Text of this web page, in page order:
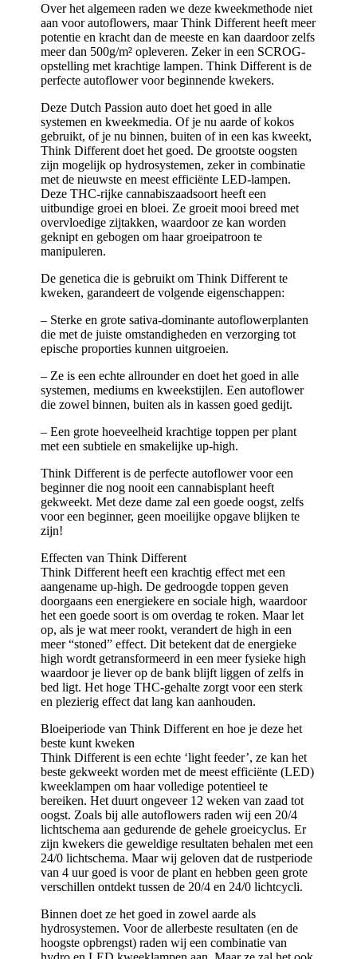
Over het algemeen raden we deze kweekmethode niet
aan voor autoflowers, maar Think Different heeft meer
potentie en kracht dan de meeste en kan daardoor zelfs
meer dan 500g/m² opleveren. Zeker in een SCROG-
opstelling met krachtige lampen. Think Different is de
perfecte autoflower voor beginnende kwekers.
Deze Dutch Passion auto doet het goed in alle
systemen en kweekmedia. Of je nu aarde of kokos
gebruikt, of je nu binnen, buiten of in een kas kweekt,
Think Different doet het goed. De grootste oogsten
zijn mogelijk op hydrosystemen, zeker in combinatie
met de nieuwste en meest efficiënte LED-lampen.
Deze THC-rijke cannabiszaadsoort heeft een
uitbundige groei en bloei. Ze groeit mooi breed met
overvloedige zijtakken, waardoor ze kan worden
geknipt en gebogen om haar groeipatroon te
manipuleren.
De genetica die is gebruikt om Think Different te
kweken, garandeert de volgende eigenschappen:
– Sterke en grote sativa-dominante autoflowerplanten
die met de juiste omstandigheden en verzorging tot
epische proporties kunnen uitgroeien.
– Ze is een echte allrounder en doet het goed in alle
systemen, mediums en kweekstijlen. Een autoflower
die zowel binnen, buiten als in kassen goed gedijt.
– Een grote hoeveelheid krachtige toppen per plant
met een subtiele en smakelijke up-high.
Think Different is de perfecte autoflower voor een
beginner die nog nooit een cannabisplant heeft
gekweekt. Met deze dame zal een goede oogst, zelfs
voor een beginner, geen moeilijke opgave blijken te
zijn!
Effecten van Think Different
Think Different heeft een krachtig effect met een
aangename up-high. De gedroogde toppen geven
doorgaans een energiekere en sociale high, waardoor
het een goede soort is om overdag te roken. Maar let
op, als je wat meer rookt, verandert de high in een
meer “stoned” effect. Dit betekent dat de energieke
high wordt getransformeerd in een meer fysieke high
waardoor je liever op de bank blijft liggen of zelfs in
bed ligt. Het hoge THC-gehalte zorgt voor een sterk
en plezierig effect dat lang kan aanhouden.
Bloeiperiode van Think Different en hoe je deze het
beste kunt kweken
Think Different is een echte ‘light feeder’, ze kan het
beste gekweekt worden met de meest efficiënte (LED)
kweeklampen om haar volledige potentieel te
bereiken. Het duurt ongeveer 12 weken van zaad tot
oogst. Zoals bij alle autoflowers raden wij een 20/4
lichtschema aan gedurende de gehele groeicyclus. Er
zijn kwekers die geweldige resultaten behalen met een
24/0 lichtschema. Maar wij geloven dat de rustperiode
van 4 uur goed is voor de plant en hebben geen grote
verschillen ontdekt tussen de 20/4 en 24/0 lichtcycli.
Binnen doet ze het goed in zowel aarde als
hydrosystemen. Voor de allerbeste resultaten (en de
hoogste opbrengst) raden wij een combinatie van